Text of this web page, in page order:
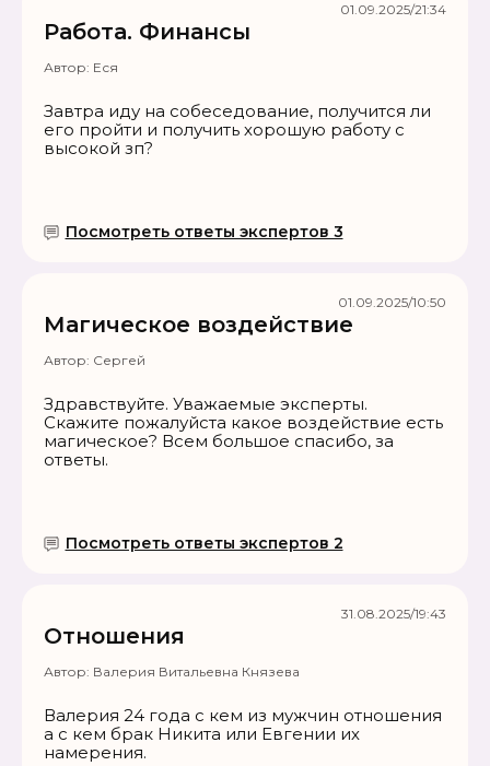
Работа. Финансы
Автор: Еся
Завтра иду на собеседование, получится ли
его пройти и получить хорошую работу с
высокой зп?
Посмотреть ответы экспертов 3
01.09.2025/21:34
Магическое воздействие
Автор: Сергей
Здравствуйте. Уважаемые эксперты.
Скажите пожалуйста какое воздействие есть
магическое? Всем большое спасибо, за
ответы.
Посмотреть ответы экспертов 2
01.09.2025/10:50
Отношения
Автор: Валерия Витальевна Князева
Валерия 24 года с кем из мужчин отношения
а с кем брак Никита или Евгении их
намерения.
31.08.2025/19:43